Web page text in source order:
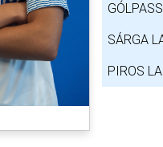
SÁRGA
PIROS